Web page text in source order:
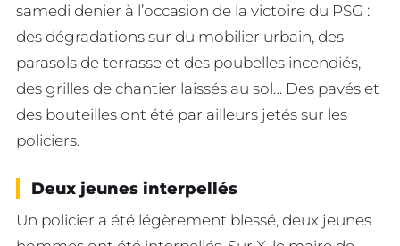
samedi denier à l’occasion de la victoire du PSG :
des dégradations sur du mobilier urbain, des
parasols de terrasse et des poubelles incendiés,
des grilles de chantier laissés au sol… Des pavés et
des bouteilles ont été par ailleurs jetés sur les
policiers.
Deux jeunes interpellés
Un policier a été légèrement blessé, deux jeunes